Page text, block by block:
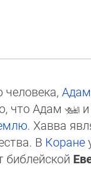
че­ло­ве­ка,
что Адам
. Хавва
В Коране
библейской